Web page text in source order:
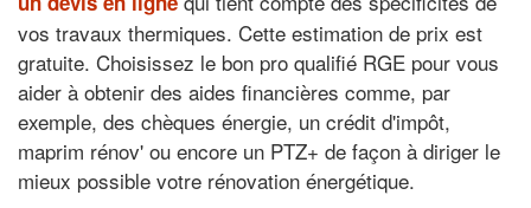
vos travaux thermiques. Cette estimation de prix est
gratuite. Choisissez le bon pro qualifié RGE pour vous
aider à obtenir des aides financières comme, par
exemple, des chèques énergie, un crédit d'impôt,
maprim rénov' ou encore un PTZ+ de façon à diriger le
mieux possible votre rénovation énergétique.